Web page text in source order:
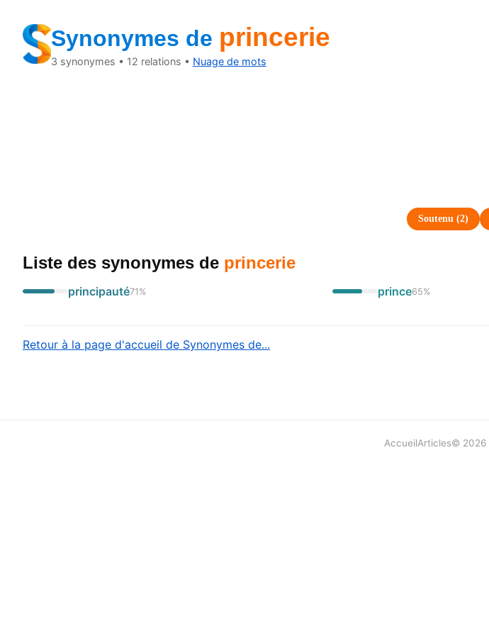
Synonymes de princerie
3 synonymes • 12 relations • Nuage de mots
Soutenu(2)
Liste des synonymes de princerie
principauté71% prince65%
Retour à la page d'accueil de Synonymes de...
AccueilArticles© 2026